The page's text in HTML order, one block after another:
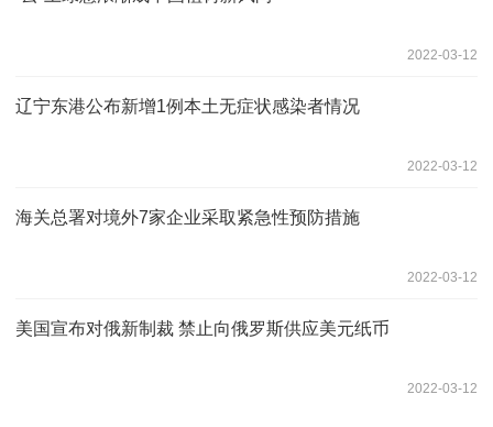
2022-03-12
辽宁东港公布新增1例本土无症状感染者情况
2022-03-12
海关总署对境外7家企业采取紧急性预防措施
2022-03-12
美国宣布对俄新制裁 禁止向俄罗斯供应美元纸币
2022-03-12